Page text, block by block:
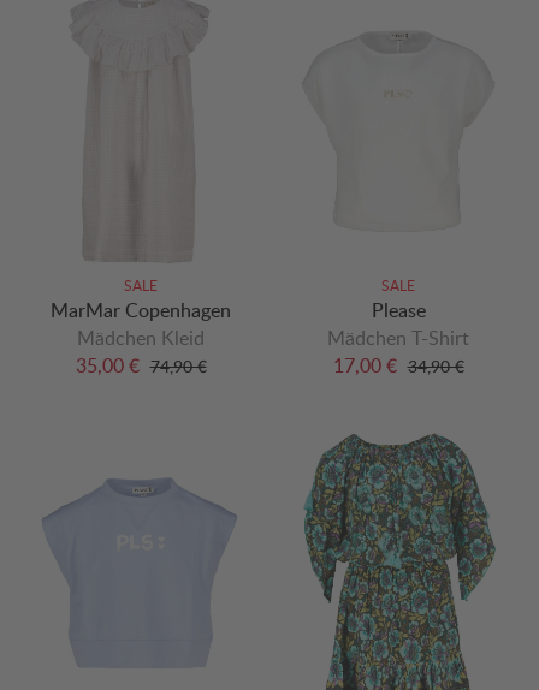
SALE
MarMar Copenhagen
Mädchen Kleid
35,00 € 74,90 €
SALE
Please
Mädchen T-Shirt
17,00 € 34,90 €